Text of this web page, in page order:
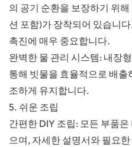
의 공기 순환을 보장하기 위
션 포함)가 장착되어 있습니
촉진에 매우 중요합니다.
완벽한 물 관리 시스템: 내장
통해 빗물을 효율적으로 배출
조하게 유지합니다.
5. 쉬운 조립
간편한 DIY 조립: 모든 부품
으며, 자세한 설명서와 필요